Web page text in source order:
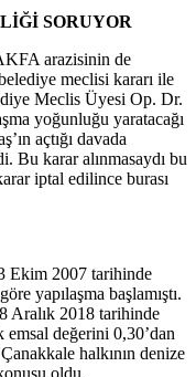
SORUYOR
arazisinin de
meclisi kararı ile
Meclis Üyesi Op. Dr.
yoğunluğu yaratacağı
açtığı davada
Bu karar alınmasaydı bu
iptal edilince burası
Ekim 2007 tarihinde
yapılaşma başlamıştı.
Aralık 2018 tarihinde
emsal değerini 0,30’dan
halkının denize